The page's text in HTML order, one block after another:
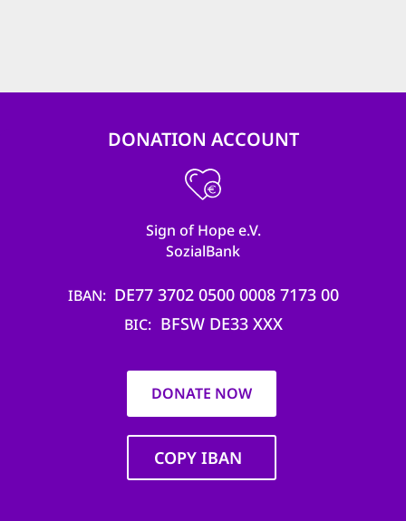
DONATION ACCOUNT
Sign of Hope e.V.
SozialBank
IBAN DE77 3702 0500 0008 7173 00
BIC BFSW DE33 XXX
DONATE NOW
COPY IBAN